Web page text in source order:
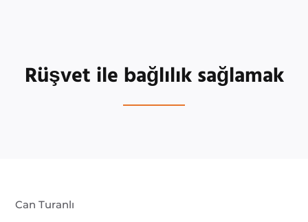
Rüşvet ile bağlılık sağlamak
Can Turanlı